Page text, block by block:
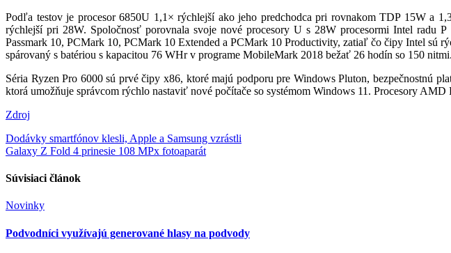
Podľa testov je procesor 6850U 1,1× rýchlejší ako jeho predchodca pri rovnakom TDP 15W
rýchlejší pri 28W. Spoločnosť porovnala svoje nové procesory U s 28W procesormi Intel radu
Passmark 10, PCMark 10, PCMark 10 Extended a PCMark 10 Productivity, zatiaľ čo čipy Intel
spárovaný s batériou s kapacitou 76 WHr v programe MobileMark 2018 bežať 26 hodín so 150 nitmi.
Séria Ryzen Pro 6000 sú prvé čipy x86, ktoré majú podporu pre Windows Pluton, bezpečnostnú
ktorá umožňuje správcom rýchlo nastaviť nové počítače so systémom Windows 11. Procesory
Zdroj
Navigácia
v
článku
Dodávky smartfónov klesli, Apple a Samsung vzrástli
Galaxy Z Fold 4 prinesie 108 MPx fotoaparát
Súvisiaci článok
Novinky
Podvodníci využívajú generované hlasy na podvody